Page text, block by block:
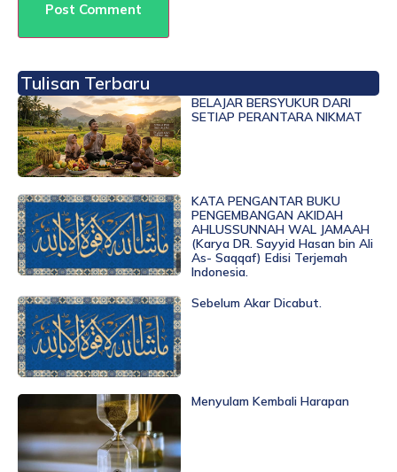
Tulisan Terbaru
BELAJAR BERSYUKUR DARI
SETIAP PERANTARA NIKMAT
KATA PENGANTAR BUKU
PENGEMBANGAN AKIDAH
AHLUSSUNNAH WAL JAMAAH
(Karya DR. Sayyid Hasan bin Ali
As- Saqqaf) Edisi Terjemah
Indonesia.
Sebelum Akar Dicabut.
Menyulam Kembali Harapan